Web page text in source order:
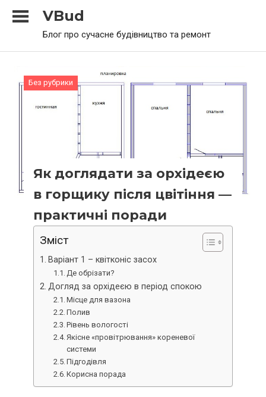
VBud
Блог про сучасне будівництво та ремонт
Без рубрики
Як доглядати за орхідеєю
в горщику після цвітіння —
практичні поради
Зміст
Варіант 1 – квітконіс засох
Де обрізати?
Догляд за орхідеєю в період спокою
Місце для вазона
Полив
Рівень вологості
Якісне «провітрювання» кореневої
системи
Підгодівля
Корисна порада